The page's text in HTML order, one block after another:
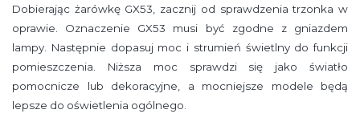
Dobierając żarówkę GX53, zacznij od sprawdzenia trzonka w
oprawie. Oznaczenie GX53 musi być zgodne z gniazdem
lampy. Następnie dopasuj moc i strumień świetlny do funkcji
pomieszczenia. Niższa moc sprawdzi się jako światło
pomocnicze lub dekoracyjne, a mocniejsze modele będą
lepsze do oświetlenia ogólnego.